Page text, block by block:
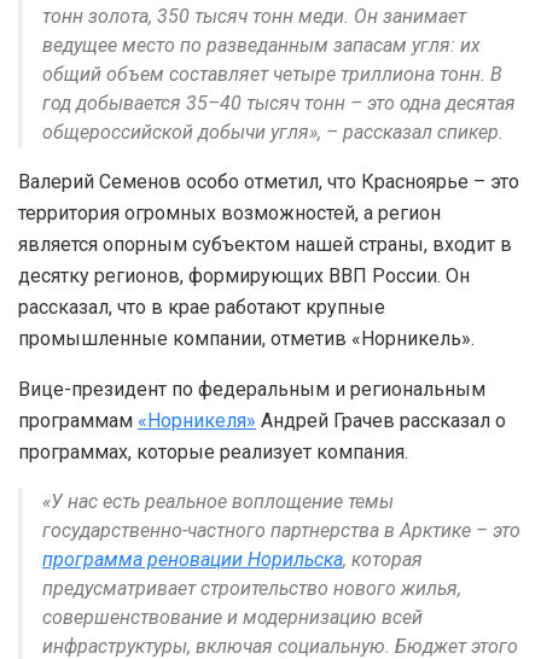
тонн золота, 350 тысяч тонн меди. Он занимает
ведущее место по разведанным запасам угля: их
общий объем составляет четыре триллиона тонн. В
год добывается 35–40 тысяч тонн – это одна десятая
общероссийской добычи угля», – рассказал спикер.
Валерий Семенов особо отметил, что Красноярье – это
территория огромных возможностей, а регион
является опорным субъектом нашей страны, входит в
десятку регионов, формирующих ВВП России. Он
рассказал, что в крае работают крупные
промышленные компании, отметив «Норникель».
Вице-президент по федеральным и региональным
программам «Норникеля» Андрей Грачев рассказал о
программах, которые реализует компания.
«У нас есть реальное воплощение темы
государственно-частного партнерства в Арктике – это
программа реновации Норильска, которая
предусматривает строительство нового жилья,
совершенствование и модернизацию всей
инфраструктуры, включая социальную. Бюджет этого